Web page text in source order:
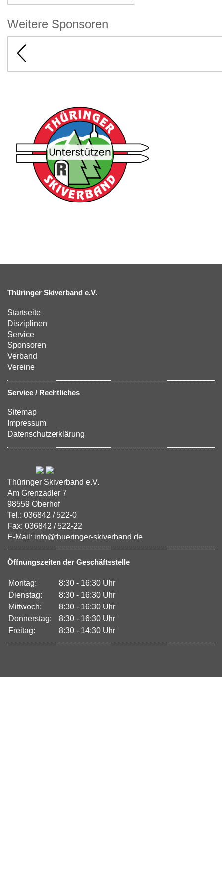
Weitere Sponsoren
Thüringer Skiverband e.V.
Startseite
Disziplinen
Service
Sponsoren
Verband
Vereine
Service / Rechtliches
Sitemap
Impressum
Datenschutzerklärung
Thüringer Skiverband e.V.
Am Grenzadler 7
98559 Oberhof
Tel.: 036842 / 522-0
Fax: 036842 / 522-22
E-Mail: info@thueringer-skiverband.de
Öffnungszeiten der Geschäftsstelle
Montag:
8:30 - 16:30 Uhr
Dienstag:
8:30 - 16:30 Uhr
Mittwoch:
8:30 - 16:30 Uhr
Donnerstag:
8:30 - 16:30 Uhr
Freitag:
8:30 - 14:30 Uhr